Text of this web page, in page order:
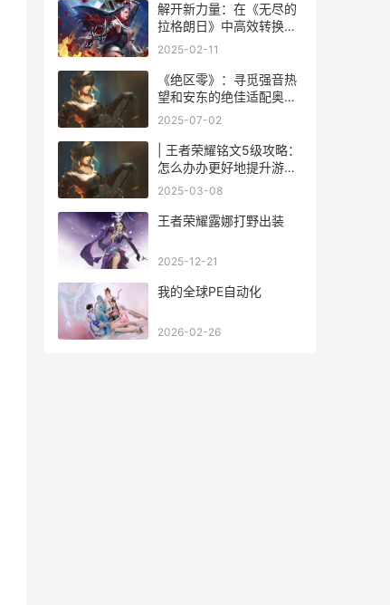
解开新力量：在《无尽的
拉格朗日》中高效转换中
型工程舰策略
2025-02-11
《绝区零》：寻觅强音热
望和安东的绝佳适配奥秘
绝区零寻找旧时光的女孩
2025-07-02
| 王者荣耀铭文5级攻略：
怎么办办更好地提升游戏
体验
2025-03-08
王者荣耀露娜打野出装
2025-12-21
我的全球PE自动化
2026-02-26